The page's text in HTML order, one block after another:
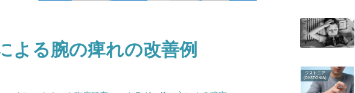
よる腕の痺れの改善例